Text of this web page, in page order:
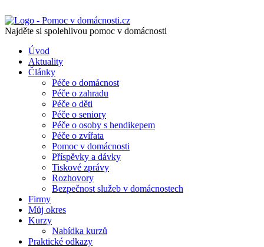
Najděte si spolehlivou pomoc v domácnosti
Úvod
Aktuality
Články
Péče o domácnost
Péče o zahradu
Péče o děti
Péče o seniory
Péče o osoby s hendikepem
Péče o zvířata
Pomoc v domácnosti
Příspěvky a dávky
Tiskové zprávy
Rozhovory
Bezpečnost služeb v domácnostech
Firmy
Můj okres
Kurzy
Nabídka kurzů
Praktické odkazy